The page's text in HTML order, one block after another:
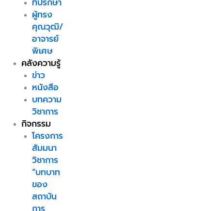
ผู้ทรง
คุณวุฒิ/
อาจารย์
พิเศษ
คลังความรู้
ข่าว
หนังสือ
บทความ
วิชาการ
กิจกรรม
โครงการ
สัมมนา
วิชาการ
“บทบาท
ของ
สถาบัน
การ